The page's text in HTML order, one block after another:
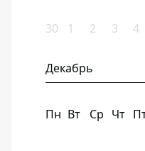
30 1 2 3 4
Декабрь
Пн Вт Ср Чт